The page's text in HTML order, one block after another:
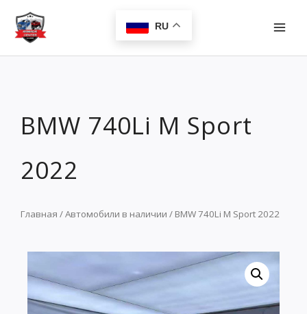
Перейти
содержимому
RU
BMW 740Li M Sport
2022
Главная /Автомобили в наличии / BMW 740Li M Sport 2022